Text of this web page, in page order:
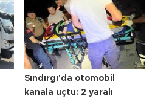
Sındırgı'da otomobil
kanala uçtu: 2 yaralı